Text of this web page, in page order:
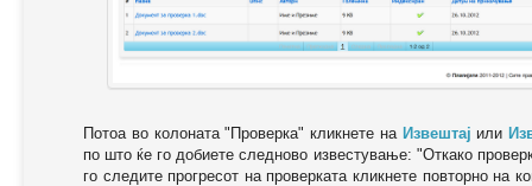
Потоа во колоната "Проверка" кликнете на Извештај или
по што ќе го добиете следново известување: "Oткако
го следите прогресот на проверката кликнете повторно на